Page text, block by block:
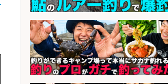
トや商品の陳列スタッフ 志布志市/
未経験歓迎×残業少なめ×車通勤OK/
鹿児島県/志布志市
会社名 株式会社ホットスタッフ鹿児島
sponsored by 求人ボックス